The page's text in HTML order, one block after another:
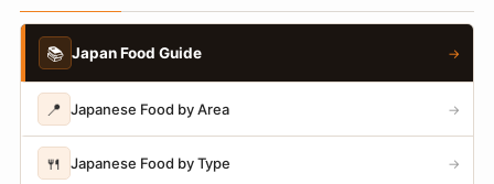
📚 Japan Food Guide →
📍 Japanese Food by Area →
🍴 Japanese Food by Type →